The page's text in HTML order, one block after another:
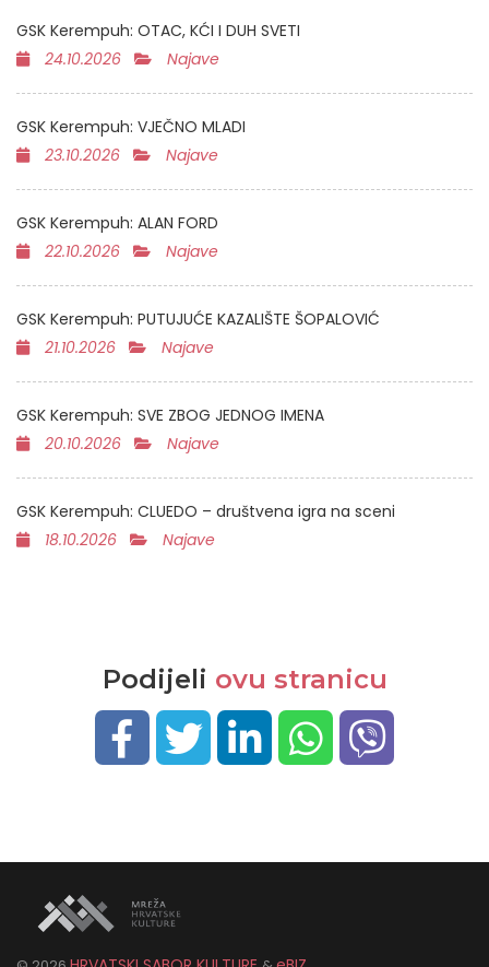
GSK Kerempuh: OTAC, KĆI I DUH SVETI
24.10.2026
Najave
GSK Kerempuh: VJEČNO MLADI
23.10.2026
Najave
GSK Kerempuh: ALAN FORD
22.10.2026
Najave
GSK Kerempuh: PUTUJUĆE KAZALIŠTE ŠOPALOVIĆ
21.10.2026
Najave
GSK Kerempuh: SVE ZBOG JEDNOG IMENA
20.10.2026
Najave
GSK Kerempuh: CLUEDO – društvena igra na sceni
18.10.2026
Najave
Podijeli ovu stranicu